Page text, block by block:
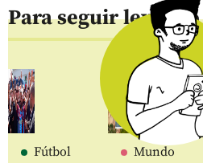
Para seguir leyendo
Fútbol Mundo